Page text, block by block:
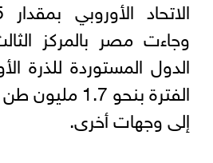
وجاءت مصر بالمركز
الدول المستوردة للذرة
إلى وجهات أخرى.